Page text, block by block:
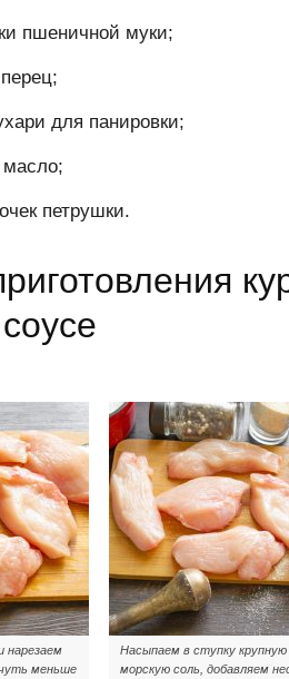
пшеничной муки;
для панировки;
масло;
петрушки.
нарезаем
меньше
Насыпаем в ступку крупную
морскую соль, добавляем